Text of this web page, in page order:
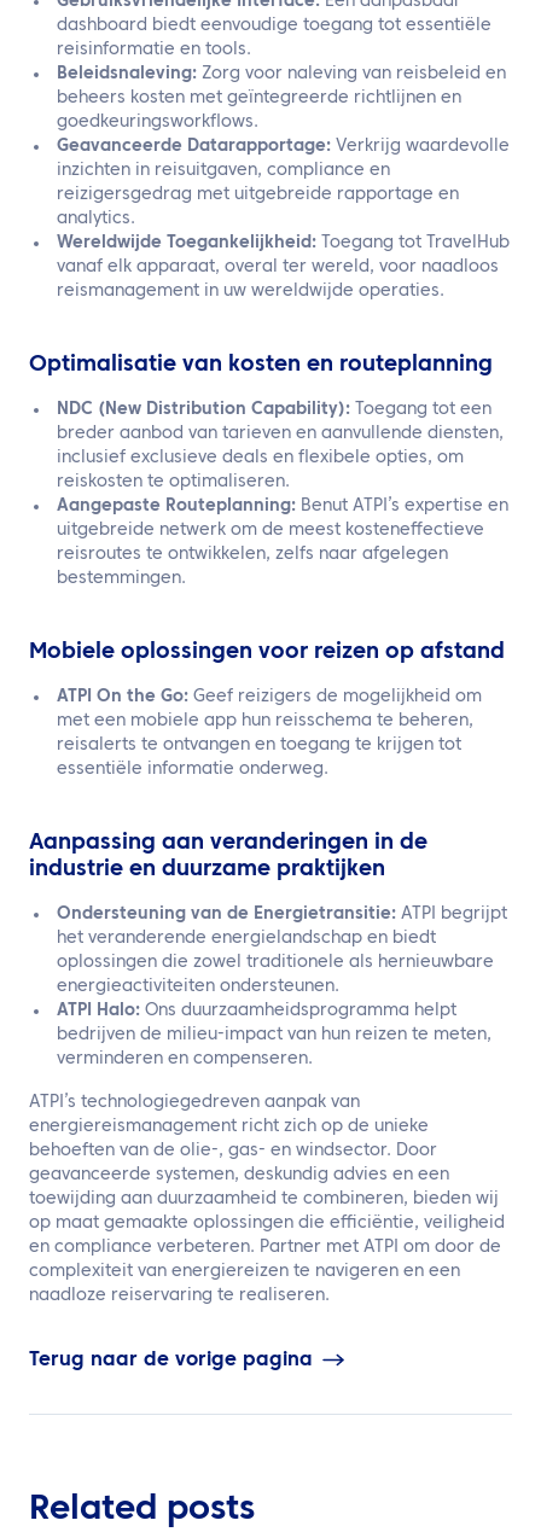
dashboard biedt eenvoudige toegang tot essentiële
reisinformatie en tools.
Beleidsnaleving: Zorg voor naleving van reisbeleid en
beheers kosten met geïntegreerde richtlijnen en
goedkeuringsworkflows.
Geavanceerde Datarapportage: Verkrijg waardevolle
inzichten in reisuitgaven, compliance en
reizigersgedrag met uitgebreide rapportage en
analytics.
Wereldwijde Toegankelijkheid: Toegang tot TravelHub
vanaf elk apparaat, overal ter wereld, voor naadloos
reismanagement in uw wereldwijde operaties.
Optimalisatie van kosten en routeplanning
NDC (New Distribution Capability): Toegang tot een
breder aanbod van tarieven en aanvullende diensten,
inclusief exclusieve deals en flexibele opties, om
reiskosten te optimaliseren.
Aangepaste Routeplanning: Benut ATPI’s expertise en
uitgebreide netwerk om de meest kosteneffectieve
reisroutes te ontwikkelen, zelfs naar afgelegen
bestemmingen.
Mobiele oplossingen voor reizen op afstand
ATPI On the Go: Geef reizigers de mogelijkheid om
met een mobiele app hun reisschema te beheren,
reisalerts te ontvangen en toegang te krijgen tot
essentiële informatie onderweg.
Aanpassing aan veranderingen in de
industrie en duurzame praktijken
Ondersteuning van de Energietransitie: ATPI begrijpt
het veranderende energielandschap en biedt
oplossingen die zowel traditionele als hernieuwbare
energieactiviteiten ondersteunen.
ATPI Halo: Ons duurzaamheidsprogramma helpt
bedrijven de milieu-impact van hun reizen te meten,
verminderen en compenseren.
ATPI’s technologiegedreven aanpak van
energiereismanagement richt zich op de unieke
behoeften van de olie-, gas- en windsector. Door
geavanceerde systemen, deskundig advies en een
toewijding aan duurzaamheid te combineren, bieden wij
op maat gemaakte oplossingen die efficiëntie, veiligheid
en compliance verbeteren. Partner met ATPI om door de
complexiteit van energiereizen te navigeren en een
naadloze reiservaring te realiseren.
Terug naar de vorige pagina
Related posts